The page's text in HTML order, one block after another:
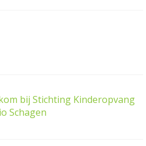
bij Stichting Kinderopvang
Schagen